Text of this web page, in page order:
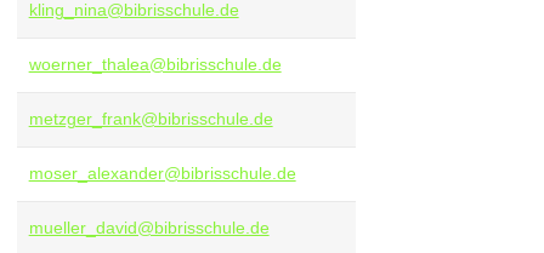
kling_nina@bibrisschule.de
woerner_thalea@bibrisschule.de
metzger_frank@bibrisschule.de
moser_alexander@bibrisschule.de
mueller_david@bibrisschule.de